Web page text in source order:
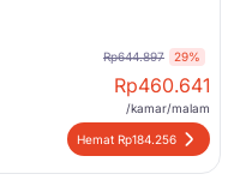
Rp644.897 29%
Rp460.641
/kamar/malam
Hemat Rp184.256